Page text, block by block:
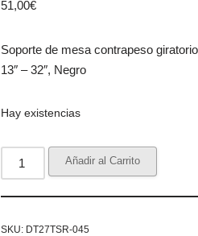
51,00€
Soporte de mesa contrapeso
13″ – 32″, Negro
Hay existencias
Añadir al Carrito
SKU: DT27TSR-045